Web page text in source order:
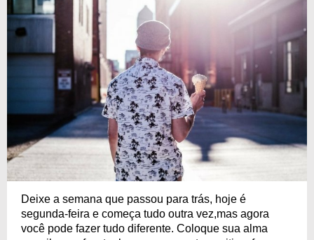
Deixe a semana que passou para trás, hoje é
segunda-feira e começa tudo outra vez,mas agora
você pode fazer tudo diferente. Coloque sua alma